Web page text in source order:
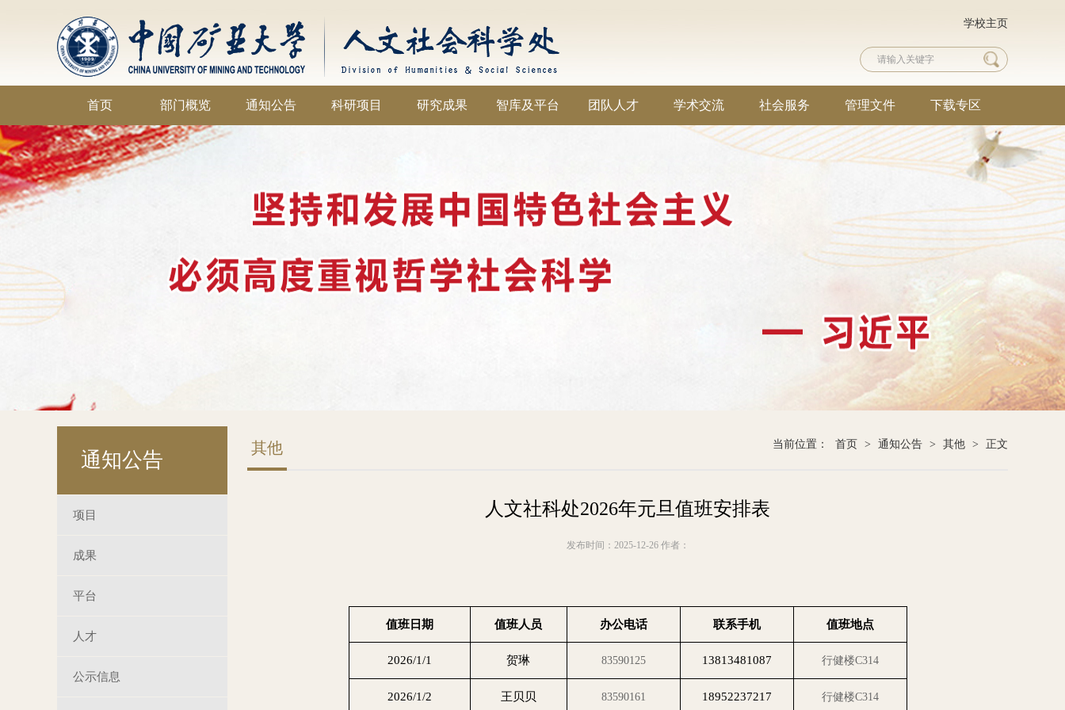
学校主页
首页 部门概览 通知公告 科研项目 研究成果 智库及平台 团队人才 学术交流 社会服务 管理文件 下载专区
通知公告
项目
成果
平台
人才
公示信息
当前位置： 首页 > 通知公告 > 其他 > 正文
其他
人文社科处2026年元旦值班安排表
发布时间：2025-12-26 作者：
值班日期 值班人员 办公电话 联系手机 值班地点
2026/1/1 贺琳 83590125 13813481087 行健楼C314
2026/1/2 王贝贝 83590161 18952237217 行健楼C314